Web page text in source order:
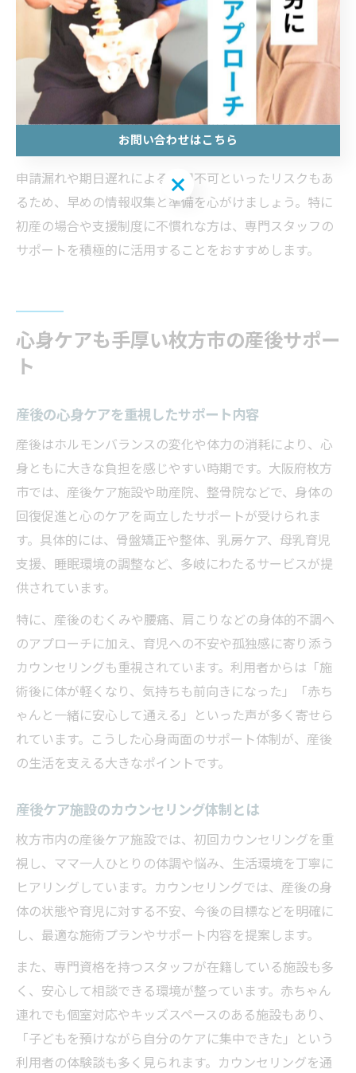
申請の流れは、おおまかに「相談→書類提出→審査→利
用決定」というステップで進みます。具体的には、まず
保健センター等で相談し、自分の状況に合った支援策を
案内してもらいましょう。その後、必要書類を揃えて申
請し、審査を経て利用決定となります。審査には数日〜
数週間かかることもあるため、余裕を持ったスケジュー
ルを立てることが重要です。
申請漏れや期日遅れによる利用不可といったリスクもあ
るため、早めの情報収集と準備を心がけましょう。特に
初産の場合や支援制度に不慣れな方は、専門スタッフの
サポートを積極的に活用することをおすすめします。
心身ケアも手厚い枚方市の産後サポー
ト
産後の心身ケアを重視したサポート内容
産後はホルモンバランスの変化や体力の消耗により、心
身ともに大きな負担を感じやすい時期です。大阪府枚方
市では、産後ケア施設や助産院、整骨院などで、身体の
回復促進と心のケアを両立したサポートが受けられま
す。具体的には、骨盤矯正や整体、乳房ケア、母乳育児
支援、睡眠環境の調整など、多岐にわたるサービスが提
供されています。
特に、産後のむくみや腰痛、肩こりなどの身体的不調へ
のアプローチに加え、育児への不安や孤独感に寄り添う
カウンセリングも重視されています。利用者からは「施
術後に体が軽くなり、気持ちも前向きになった」「赤ち
ゃんと一緒に安心して通える」といった声が多く寄せら
れています。こうした心身両面のサポート体制が、産後
の生活を支える大きなポイントです。
産後ケア施設のカウンセリング体制とは
枚方市内の産後ケア施設では、初回カウンセリングを重
視し、ママ一人ひとりの体調や悩み、生活環境を丁寧に
ヒアリングしています。カウンセリングでは、産後の身
体の状態や育児に対する不安、今後の目標などを明確に
し、最適な施術プランやサポート内容を提案します。
また、専門資格を持つスタッフが在籍している施設も多
く、安心して相談できる環境が整っています。赤ちゃん
連れでも個室対応やキッズスペースのある施設もあり、
「子どもを預けながら自分のケアに集中できた」という
利用者の体験談も多く見られます。カウンセリングを通
お問い合わせはこちら
お問い合わせはこちら